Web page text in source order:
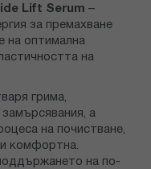
Lift Serum –
за премахване
на оптимална
на
грима,
а
на почистване,
комфортна.
на по-